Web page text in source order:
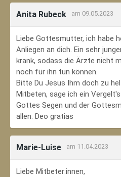
Anita Rubeck am 09.05.2023
Liebe Gottesmutter, ich habe
Anliegen an dich. Ein sehr
krank, sodass die Ärzte nicht
noch für ihn tun können.
Bitte Du Jesus Ihm doch zu
Mitbeten, sage ich ein
Gottes Segen und der
allen. Deo gratias
Marie-Luise am 11.04.2023
Liebe Mitbeter:innen,